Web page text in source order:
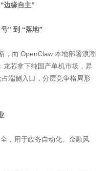
边缘自主”
” 到 “落地”
，而 OpenClaw 本地部署浪潮
芯拿下纯国产单机市场，昇
端侧入口，分层竞争格局形
，用于政务自动化、金融风